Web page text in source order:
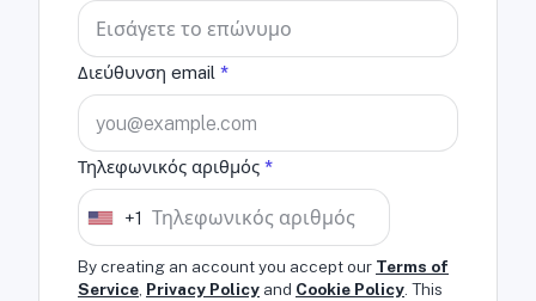
Διεύθυνση email *
Τηλεφωνικός αριθμός *
U
i
+1
By creating an account you accept our Terms of
Service Privacy Policy and Cookie Policy . This